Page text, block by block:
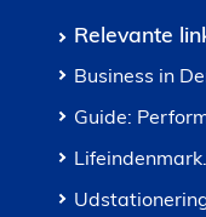
Relevante
Business in
Guide: